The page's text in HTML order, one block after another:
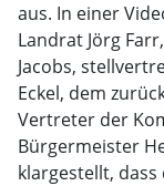
aus. In einer
Landrat Jörg
Jacobs,
Eckel, dem
Vertreter der
Bürgermeister
klargestellt,